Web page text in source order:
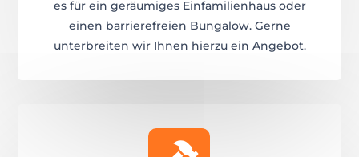
es für ein geräumiges Einfamilienhaus oder
einen barrierefreien Bungalow. Gerne
unterbreiten wir Ihnen hierzu ein Angebot.